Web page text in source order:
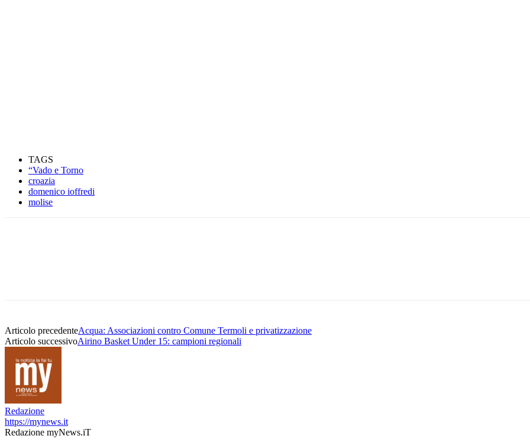
TAGS
“Vado e Torno
croazia
domenico ioffredi
molise
Articolo precedenteAcqua: Associazioni contro Comune Termoli e privatizzazione
Articolo successivoAirino Basket Under 15: campioni regionali
Redazione
https://mynews.it
Redazione myNews.iT